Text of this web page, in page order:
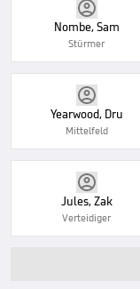
Nombe, Sam
Stürmer
Yearwood, Dru
Mittelfeld
Jules, Zak
Verteidiger